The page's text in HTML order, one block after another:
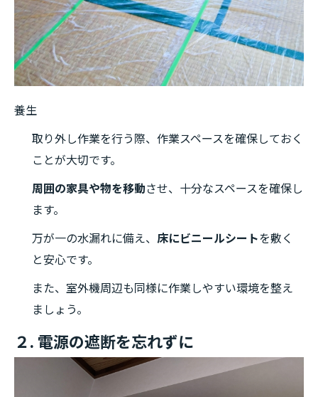
養生
取り外し作業を行う際、作業スペースを確保しておく
ことが大切です。
周囲の家具や物を移動させ、十分なスペースを確保し
ます。
万が一の水漏れに備え、 床にビニールシートを敷く
と安心です。
また、室外機周辺も同様に作業しやすい環境を整え
ましょう。
２. 電源の遮断を忘れずに